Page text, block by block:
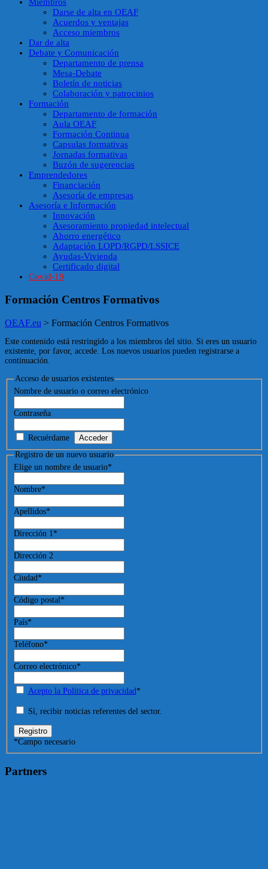
Miembros
Darse de alta en OEAF
Acuerdos y ventajas
Acceso miembros
Dar de alta
Debate y Comunicación
Departamento de prensa
Mesa-Debate
Boletín de noticias
Colaboración y patrocinios
Formación
Departamento de formación
Aula OEAF
Formación Continua
Capsulas formativas
Jornadas formativas
Buzón de sugerencias
Emprendedores
Financiación
Asesoría de empresas
Asesoría e Información
Innovación
Asesoramiento propiedad intelectual
Ahorro energético
Adaptación LOPD/RGPD/LSSICE
Ayudas-Vivienda
Certificado digital
Covid-19
Formación Centros Formativos
OEAF.eu > Formación Centros Formativos
Este contenido está restringido a los miembros del sitio. Si eres un usuario
existente, por favor, accede. Los nuevos usuarios pueden registrarse a
continuación.
Acceso de usuarios existentes
Nombre de usuario o correo electrónico
Contraseña
Recuérdame
Registro de un nuevo usuario
Elige un nombre de usuario*
Nombre*
Apellidos*
Dirección 1*
Dirección 2
Ciudad*
Código postal*
País*
Teléfono*
Correo electrónico*
Acepto la Política de privacidad*
Sí, recibir noticias referentes del sector.
*Campo necesario
Partners